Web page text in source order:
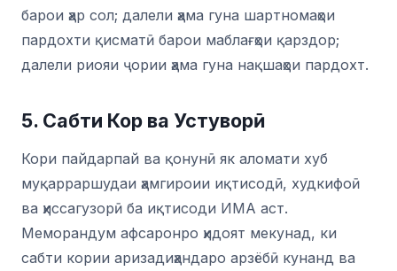
барои ҳар сол; далели ҳама гуна шартномаҳои
пардохти қисматӣ барои маблағҳои қарздор;
далели риояи ҷории ҳама гуна нақшаҳои пардохт.
5. Сабти Кор ва Устуворӣ
Кори пайдарпай ва қонунӣ як аломати хуб
муқарраршудаи ҳамгироии иқтисодӣ, худкифоӣ
ва ҳиссагузорӣ ба иқтисоди ИМА аст.
Меморандум афсаронро ҳидоят мекунад, ки
сабти кории аризадиҳандаро арзёбӣ кунанд ва